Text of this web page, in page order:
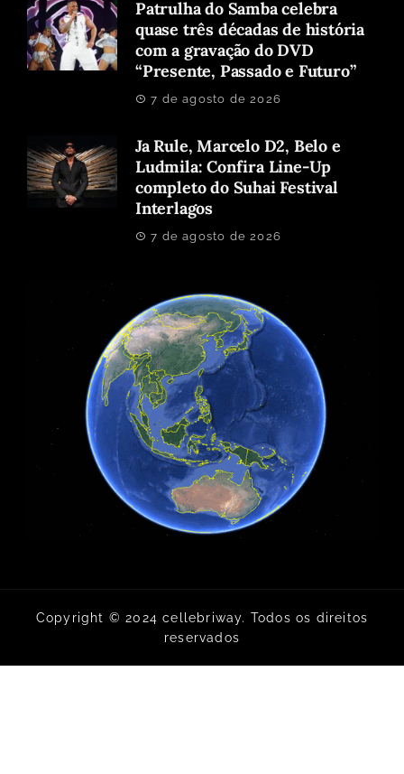
Patrulha do Samba celebra
quase três décadas de história
com a gravação do DVD
“Presente, Passado e Futuro”
7 de agosto de 2026
Ja Rule, Marcelo D2, Belo e
Ludmila: Confira Line-Up
completo do Suhai Festival
Interlagos
7 de agosto de 2026
Copyright © 2024 cellebriway. Todos os direitos
reservados